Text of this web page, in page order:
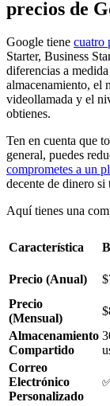
precios de
Google tiene cuatro
Starter, Business
diferencias a
almacenamiento, el
videollamada y el
obtienes.
Ten en cuenta que
general, puedes
comprometes a un
decente de dinero si
Aquí tienes una
Característica
Precio (Anual)
Precio
(Mensual)
Almacenamiento
Compartido
Correo
Electrónico
Personalizado